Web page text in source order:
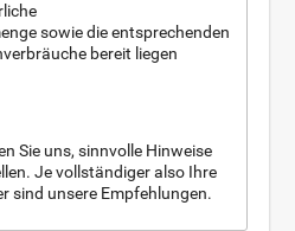
sowie die entsprechenden
bereit liegen
Sie uns, sinnvolle Hinweise
Je vollständiger also Ihre
sind unsere Empfehlungen.